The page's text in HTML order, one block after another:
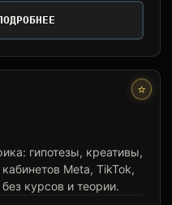
⭐
гипотезы, креативы,
Meta, TikTok,
курсов и теории.